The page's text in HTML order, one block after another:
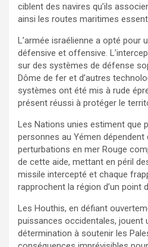
ciblent des navires qu’ils
ainsi les routes maritimes
L’armée israélienne a opté pour
défensive et offensive.
sur des systèmes de défense
Dôme de fer et d’autres
systèmes ont été mis à rude
présent réussi à protéger le
Les Nations unies estiment que
personnes au Yémen dépendent
perturbations en mer Rouge
de cette aide, mettant en péril
missile intercepté et chaque
rapprochent la région d’un point
Les Houthis, en défiant
puissances occidentales, jouent
détermination à soutenir les